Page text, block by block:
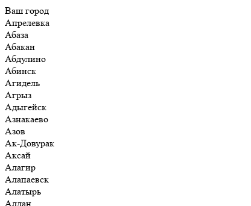
Ваш город
Апрелевка
Абаза
Абакан
Абдулино
Абинск
Агидель
Агрыз
Адыгейск
Азнакаево
Азов
Ак-Довурак
Аксай
Алагир
Алапаевск
Алатырь
Алдан